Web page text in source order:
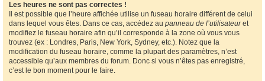
Les heures ne sont pas correctes !
Il est possible que l’heure affichée utilise un fuseau horaire différent de celui
dans lequel vous êtes. Dans ce cas, accédez au panneau de l’utilisateuret
modifiez le fuseau horaire afin qu’il corresponde à la zone où vous vous
trouvez (ex : Londres, Paris, New York, Sydney, etc.). Notez que la
modification du fuseau horaire, comme la plupart des paramètres, n’est
accessible qu’aux membres du forum. Donc si vous n’êtes pas enregistré,
c’est le bon moment pour le faire.